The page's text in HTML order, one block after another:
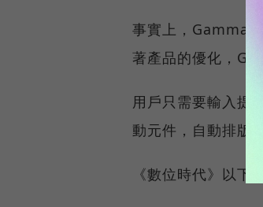
事實上，Gamma
著產品的優化，
用戶只需要輸入提
動元件，自動排版
《數位時代》以下